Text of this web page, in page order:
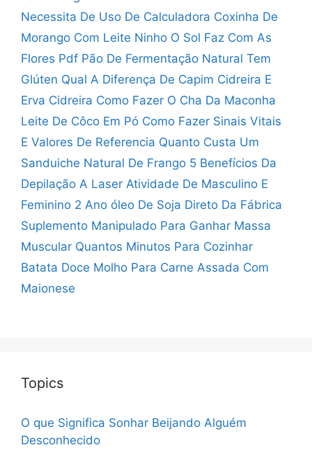
Necessita De Uso De Calculadora Coxinha De
Morango Com Leite Ninho O Sol Faz Com As
Flores Pdf Pão De Fermentação Natural Tem
Glúten Qual A Diferença De Capim Cidreira E
Erva Cidreira Como Fazer O Cha Da Maconha
Leite De Côco Em Pó Como Fazer Sinais Vitais
E Valores De Referencia Quanto Custa Um
Sanduiche Natural De Frango 5 Benefícios Da
Depilação A Laser Atividade De Masculino E
Feminino 2 Ano óleo De Soja Direto Da Fábrica
Suplemento Manipulado Para Ganhar Massa
Muscular Quantos Minutos Para Cozinhar
Batata Doce Molho Para Carne Assada Com
Maionese
Topics
O que Significa Sonhar Beijando Alguém
Desconhecido